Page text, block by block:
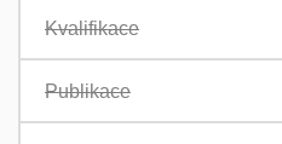
Kvalifikace
Publikace